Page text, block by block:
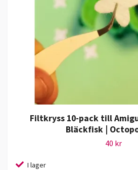
Filtkryss 10-pack till
Bläckfisk |
40 kr
I lager